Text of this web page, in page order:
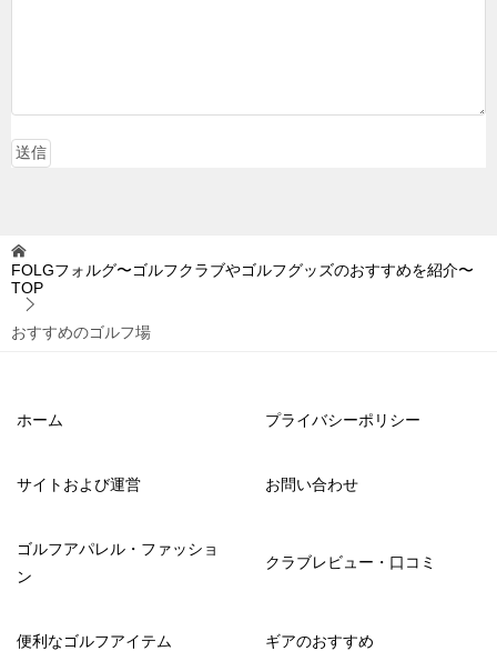
FOLGフォルグ〜ゴルフクラブやゴルフグッズのおすすめを紹介〜
TOP
おすすめのゴルフ場
ホーム プライバシーポリシー
サイトおよび運営 お問い合わせ
ゴルフアパレル・ファッショ
ン
クラブレビュー・口コミ
便利なゴルフアイテム ギアのおすすめ